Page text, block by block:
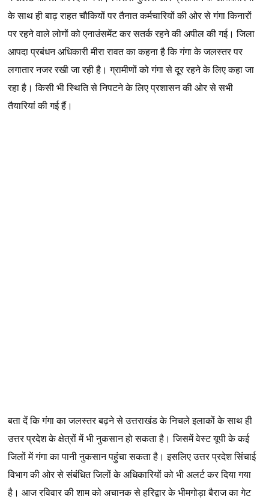
के साथ ही बाढ़ राहत चौकियों पर तैनात कर्मचारियों की ओर से गंगा किनारों
पर रहने वाले लोगों को एनाउंसमेंट कर सतर्क रहने की अपील की गई।जिला
आपदा प्रबंधन अधिकारी मीरा रावत का कहना है कि गंगा के जलस्तर पर
लगातार नजर रखी जा रही है। ग्रामीणों को गंगा से दूर रहने के लिए कहा जा
रहा है। किसी भी स्थिति से निपटने के लिए प्रशासन की ओर से सभी
तैयारियां की गई हैं।
बता दें कि गंगा का जलस्तर बढ़ने से उत्तराखंड के निचले इलाकों के साथ ही
उत्तर प्रदेश के क्षेत्रों में भी नुकसान हो सकता है। जिसमें वेस्ट यूपी के कई
जिलों में गंगा का पानी नुकसान पहुंचा सकता है। इसलिए उत्तर प्रदेश सिंचाई
विभाग की ओर से संबंधित जिलों के अधिकारियों को भी अलर्ट कर दिया गया
है।आज रविवार की शाम को अचानक से हरिद्वार के भीमगोड़ा बैराज का गेट